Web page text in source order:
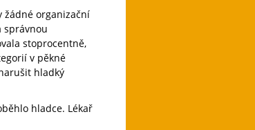
žádné organizační
správnou
stoprocentně,
v pěkné
hladký
hladce. Lékař